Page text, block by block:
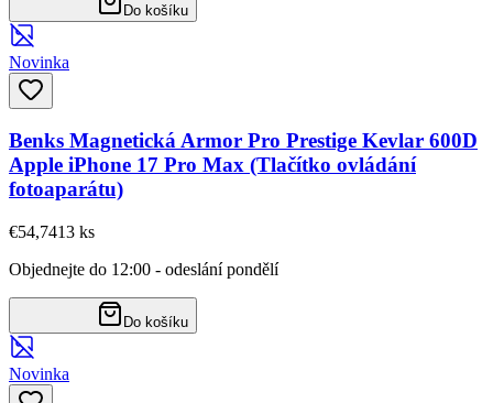
Do košíku
Novinka
Benks Magnetická Armor Pro Prestige Kevlar 600D
Apple iPhone 17 Pro Max (Tlačítko ovládání
fotoaparátu)
€54,7413 ks
Objednejte do 12:00 - odeslání pondělí
Do košíku
Novinka